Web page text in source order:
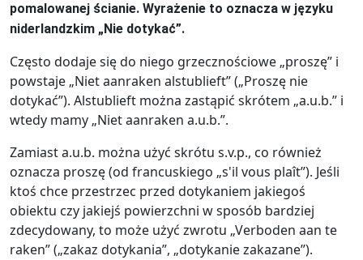
pomalowanej ścianie. Wyrażenie to oznacza w języku
niderlandzkim „Nie dotykać”.
Często dodaje się do niego grzecznościowe „proszę” i
powstaje „Niet aanraken alstublieft” („Proszę nie
dotykać”). Alstublieft można zastąpić skrótem „a.u.b.” i
wtedy mamy „Niet aanraken a.u.b.”.
Zamiast a.u.b. można użyć skrótu s.v.p., co również
oznacza proszę (od francuskiego „s'il vous plaît”). Jeśli
ktoś chce przestrzec przed dotykaniem jakiegoś
obiektu czy jakiejś powierzchni w sposób bardziej
zdecydowany, to może użyć zwrotu „Verboden aan te
raken” („zakaz dotykania”, „dotykanie zakazane”).